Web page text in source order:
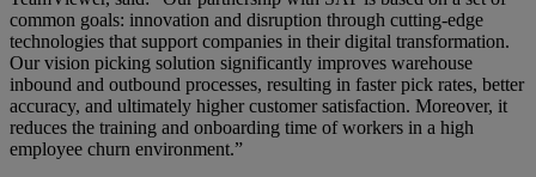
common goals: innovation and disruption through cutting-edge
technologies that support companies in their digital transformation.
Our vision picking solution significantly improves warehouse
inbound and outbound processes, resulting in faster pick rates, better
accuracy, and ultimately higher customer satisfaction. Moreover, it
reduces the training and onboarding time of workers in a high
employee churn environment.”